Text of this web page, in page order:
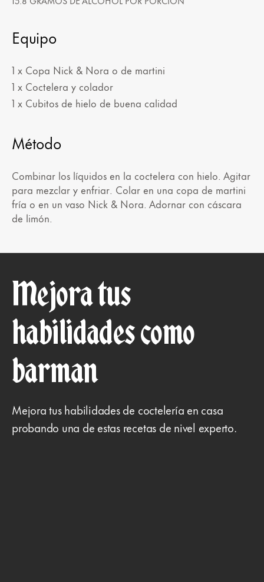
Equipo
1 x Copa Nick & Nora o de martini
1 x Coctelera y colador
1 x Cubitos de hielo de buena calidad
Método
Combinar los líquidos en la coctelera con hielo. Agitar
para mezclar y enfriar. Colar en una copa de martini
fría o en un vaso Nick & Nora. Adornar con cáscara
de limón.
Mejora tus
habilidades como
barman
Mejora tus habilidades de coctelería en casa
probando una de estas recetas de nivel experto.